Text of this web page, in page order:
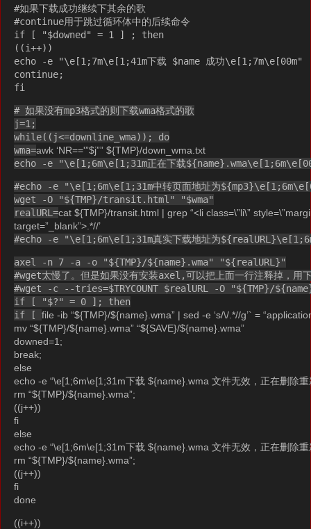
#如果下载成功继续下其余的歌
#continue用于跳过循环体中的后续命令
if [ "$downed" = 1 ] ; then
((i++))
echo -e "\e[1;7m\e[1;41m下载 $name 成功\e[1;7m\e[00m"
continue;
fi
# 如果没有mp3格式的则下载wma格式的歌
j=1;
while((j<=downline_wma)); do
wma=awk ‘NR=='”$j”” ${TMP}/down_wma.txt
echo -e "\e[1;6m\e[1;31m正在下载
#echo -e "\e[1;6m\e[1;31m中转页面地址为
wget -O "${TMP}/transit.html" "$wma"
realURL=cat ${TMP}/transit.html | grep “<li class=\”li\”
target=”_blank”>.*//’
#echo -e "\e[1;6m\e[1;31m真实下载地址为
axel -n 7 -a -o "${TMP}/${name}.wma" "${realURL}"
#wget太慢了。但是如果没有安装axel,可以把上面一行注释掉，用
#wget -c --tries=$TRYCOUNT $realURL -O "${TMP}/
if [ "$?" = 0 ]; then
if [file -ib “${TMP}/${name}.wma” | sed -e ‘s/\/.*//g’` =
mv “${TMP}/${name}.wma” “${SAVE}/${name}.wma”
downed=1;
break;
else
echo -e “\e[1;6m\e[1;31m下载 ${name}.wma 文件无效，正在删除
rm “${TMP}/${name}.wma”;
((j++))
fi
else
echo -e “\e[1;6m\e[1;31m下载 ${name}.wma 文件无效，正在删除
rm “${TMP}/${name}.wma”;
((j++))
fi
done
((i++))